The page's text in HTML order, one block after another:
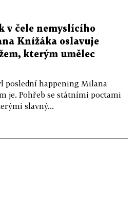
v čele nemyslícího
Knížáka oslavuje
kterým umělec
poslední happening Milana
je. Pohřeb se státními poctami
slavný...